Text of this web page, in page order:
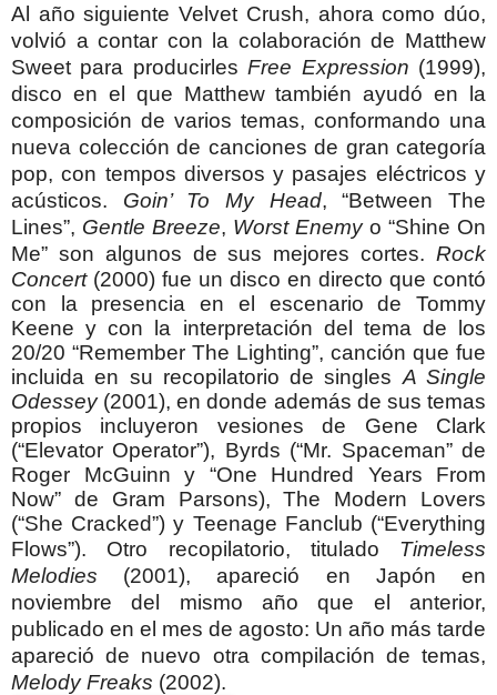
Al año siguiente Velvet Crush, ahora como dúo,
volvió a contar con la colaboración de Matthew
Sweet para producirlesFree Expression (1999),
disco en el que Matthew también ayudó en la
composición de varios temas, conformando una
nueva colección de canciones de gran categoría
pop, con tempos diversos y pasajes eléctricos y
acústicos. Goin’ To My Head, “Between The
Lines”, Gentle Breeze, Worst Enemyo “Shine On
Me” son algunos de sus mejores cortes. Rock
Concert(2000) fue un disco en directo que contó
con la presencia en el escenario de Tommy
Keene y con la interpretación del tema de los
20/20 “Remember The Lighting”, canción que fue
incluida en su recopilatorio de singles A Single
Odessey(2001), en donde además de sus temas
propios incluyeron vesiones de Gene Clark
(“Elevator Operator”), Byrds (“Mr. Spaceman” de
Roger McGuinn y “One Hundred Years From
Now” de Gram Parsons), The Modern Lovers
(“She Cracked”) y Teenage Fanclub (“Everything
Flows”). Otro recopilatorio, titulado Timeless
Melodies (2001), apareció en Japón en
noviembre del mismo año que el anterior,
publicado en el mes de agosto: Un año más tarde
apareció de nuevo otra compilación de temas,
Melody Freaks (2002).